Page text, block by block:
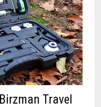
Travel